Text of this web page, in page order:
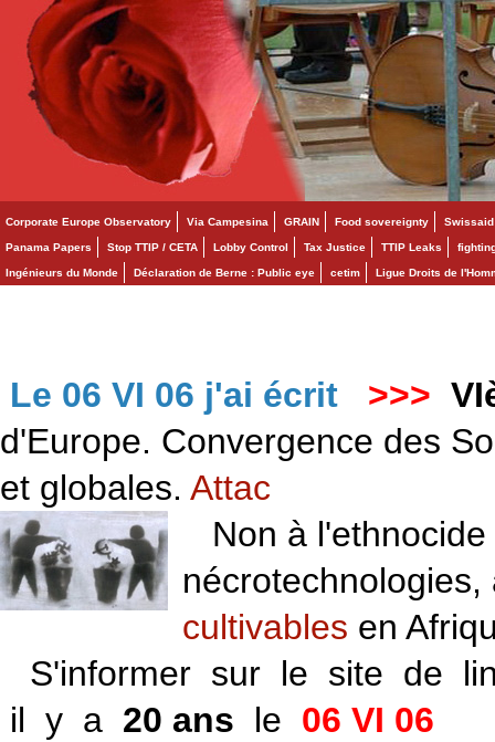
Corporate Europe Observatory Via Campesina GRAIN Food sovereignty Swissaid
Panama Papers Stop TTIP / CETA Lobby Control Tax Justice TTIP Leaks
Ingénieurs du Monde Déclaration de Berne : Public eye cetim Ligue Droits de
Le 06 VI 06 j'ai écrit >>>
d'Europe. Convergence des
et globales. Attac
Non à l'ethnocide
cultivables en
S'informer sur le site de
il y a 20 ans le 06 VI 06